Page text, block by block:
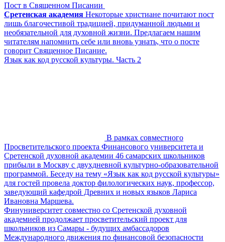
Пост в Священном Писании
Сретенская академия Некоторые христиане почитают пост
лишь благочестивой традицией, придуманной людьми и
необязательной для духовной жизни. Предлагаем нашим
читателям напомнить себе или вновь узнать, что о посте
говорит Священное Писание.
Язык как код русской культуры. Часть 2
В рамках совместного
Просветительского проекта Финансового университета и
Сретенской духовной академии 46 самарских школьников
прибыли в Москву с двухдневной культурно-образовательной
программой. Беседу на тему «Язык как код русской культуры»
для гостей провела доктор филологических наук, профессор,
заведующий кафедрой Древних и новых языков Лариса
Ивановна Маршева.
Финуниверситет совместно со Сретенской духовной
академией продолжает просветительский проект для
школьников из Самары - будущих амбассадоров
Международного движения по финансовой безопасности